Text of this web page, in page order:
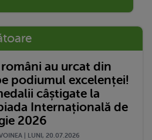
români au urcat din
podiumul excelenței!
câștigate la
Internațională de
2026
| LUNI, 20.07.2026